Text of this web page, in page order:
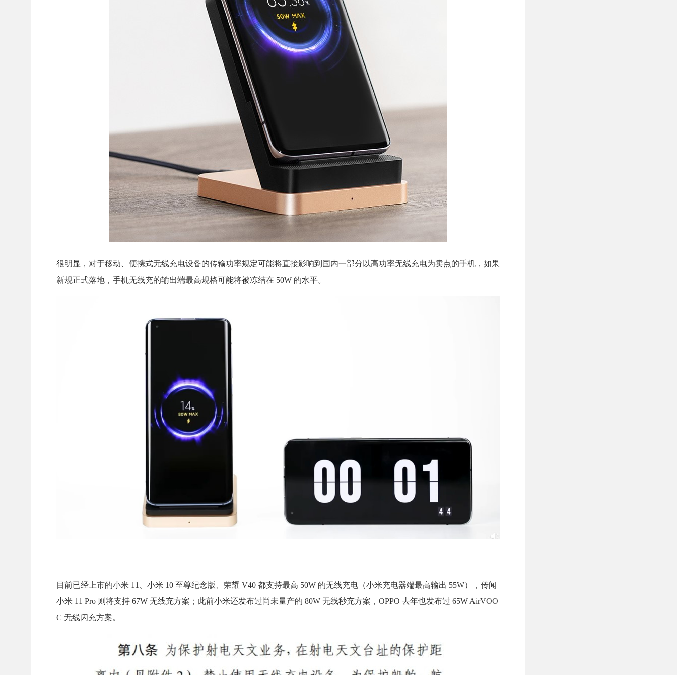
很明显，对于移动、便携式无线充电设备的传输功率规定可能将直接影响到国内一部分以高功率无线充电为卖点的手机，如果
新规正式落地，手机无线充的输出端最高规格可能将被冻结在 50W 的水平。
目前已经上市的小米 11、小米 10 至尊纪念版、荣耀 V40 都支持最高 50W 的无线充电（小米充电器端最高输出 55W），传闻
小米 11 Pro 则将支持 67W 无线充方案；此前小米还发布过尚未量产的 80W 无线秒充方案，OPPO 去年也发布过 65W AirVOO
C 无线闪充方案。